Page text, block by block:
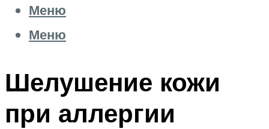
Меню
Меню
Шелушение кожи
при аллергии